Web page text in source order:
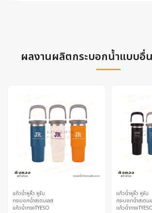
ผลงานผลิตกระบอกน้ำแบบอื่
แก้วน้ำหูหิ้ว หูจับ
กระบอกน้ำสเตนเลส
แก้วน้ำทรงTYESO
แก้วน้ำหูหิ้ว หูจับ
กระบอกน้ำสเตน
แก้วน้ำทรงTYESO